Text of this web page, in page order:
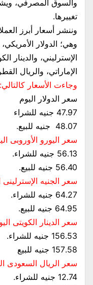
والسوق المصرفي،
تغييرها.
وننشر أسعار أبرز
وهي؛ الدولار الأمريكي،
الإسترليني، والدينار
الإماراتي، والريال
وجاءت الأسعار كالتالي:
47.97 جنيه للشراء
48.07 جنيه للبيع.
سعر اليورو الأوروبى
56.13 جنيه للشراء.
56.40 جنيه للبيع.
سعر الجنيه الإسترلينى
64.27 جنيه للشراء.
64.95 جنيه للبيع.
سعر الدينار الكويتى
156.53 جنيه للشراء.
157.58 جنيه للبيع
سعر الريال السعودى
12.74 جنيه للشراء.